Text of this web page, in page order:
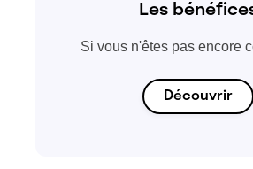
Les
Si vous n'êtes pas encore
Découvrir